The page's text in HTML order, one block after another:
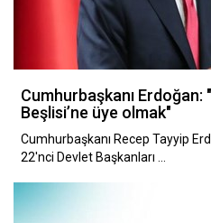
Cumhurbaşkanı
Beşlisi’ne üye olmak"
Cumhurbaşkanı Recep Tayyip
22'nci Devlet Başkanları …